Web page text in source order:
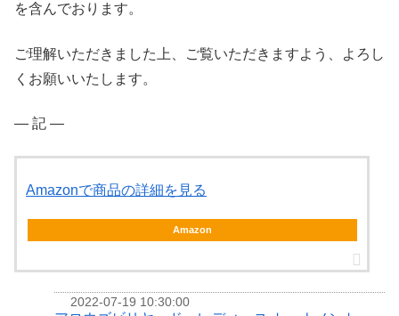
を含んでおります。
ご理解いただきました上、ご覧いただきますよう、よろし
くお願いいたします。
― 記 ―
Amazonで商品の詳細を見る
Amazon
2022-07-19 10:30:00